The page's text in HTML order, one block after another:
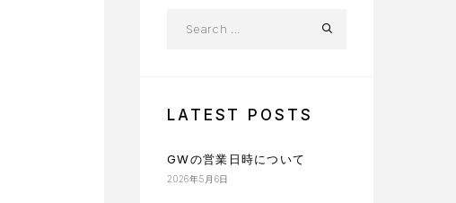
LATEST POSTS
GWの営業日時について
2026年5月6日